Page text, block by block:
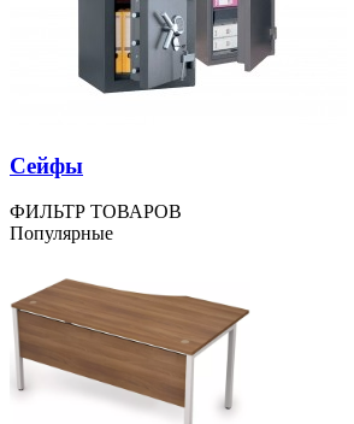
Сейфы
ФИЛЬТР ТОВАРОВ
Популярные